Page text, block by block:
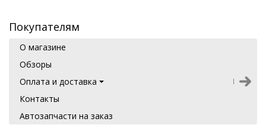
Покупателям
О магазине
Обзоры
Оплата и доставка
Контакты
Автозапчасти на заказ